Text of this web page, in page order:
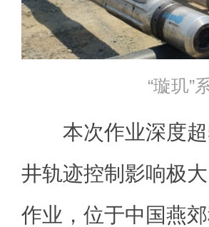
“璇玑”
本次作业深度超
井轨迹控制影响极
作业，位于中国燕